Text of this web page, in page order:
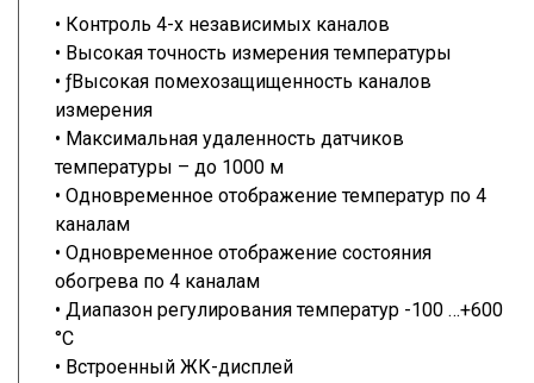
• Контроль 4-х независимых каналов
• Высокая точность измерения температуры
• ƒВысокая помехозащищенность каналов
измерения
• Максимальная удаленность датчиков
температуры – до 1000 м
• Одновременное отображение температур по 4
каналам
• Одновременное отображение состояния
обогрева по 4 каналам
• Диапазон регулирования температур -100 …+600
°С
• Встроенный ЖК-дисплей